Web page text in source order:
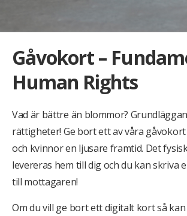
Gåvokort –
Human Rights
Vad är bättre än blommor?
rättigheter! Ge bort ett av våra
och kvinnor en ljusare framtid. Det
levereras hem till dig och du kan skriva
till mottagaren!
Om du vill ge bort ett digitalt kort så